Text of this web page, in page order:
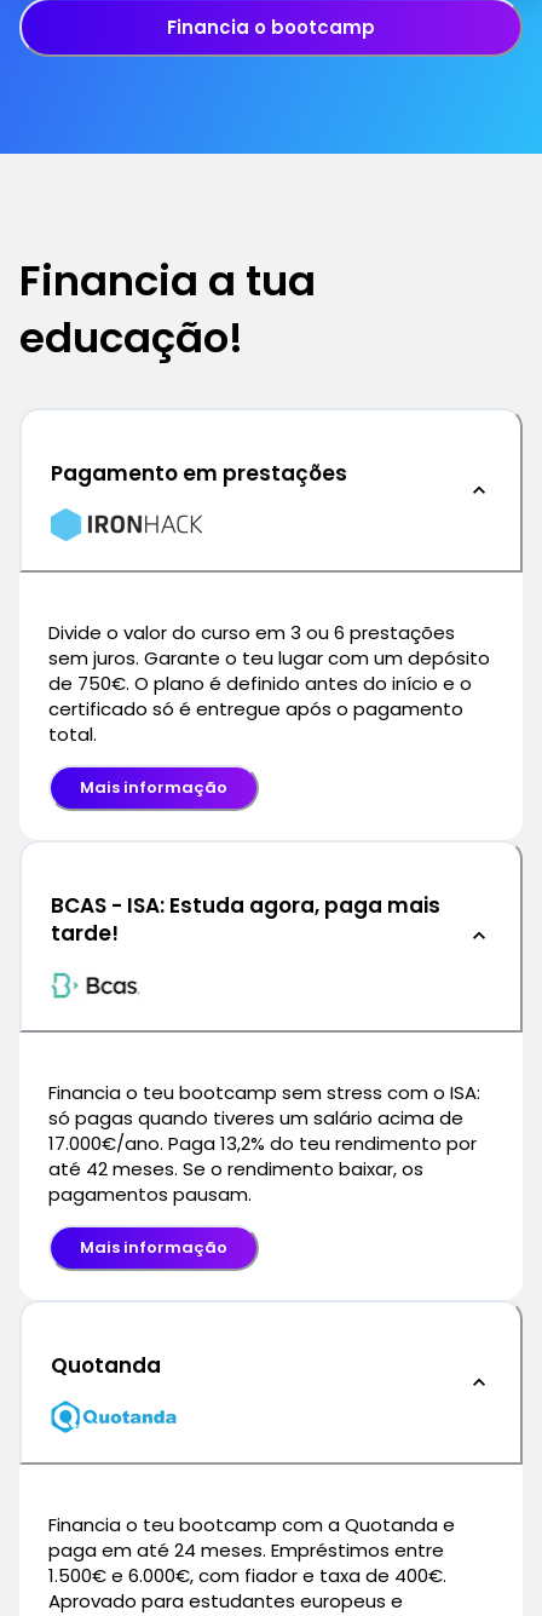
Financia o bootcamp
Financia a tua
educação!
Pagamento em prestações
Divide o valor do curso em 3 ou 6 prestações
sem juros. Garante o teu lugar com um depósito
de 750€. O plano é definido antes do início e o
certificado só é entregue após o pagamento
total.
Mais informação
BCAS - ISA: Estuda agora, paga mais
tarde!
Financia o teu bootcamp sem stress com o ISA:
só pagas quando tiveres um salário acima de
17.000€/ano. Paga 13,2% do teu rendimento por
até 42 meses. Se o rendimento baixar, os
pagamentos pausam.
Mais informação
Quotanda
Financia o teu bootcamp com a Quotanda e
paga em até 24 meses. Empréstimos entre
1.500€ e 6.000€, com fiador e taxa de 400€.
Aprovado para estudantes europeus e